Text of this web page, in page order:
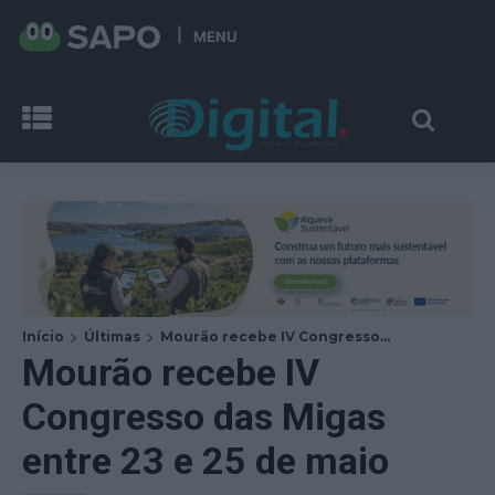
MENU
Início Últimas Mourão recebe IV Congresso...
Mourão recebe IV
Congresso das Migas
entre 23 e 25 de maio